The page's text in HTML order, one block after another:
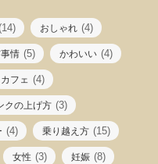
おしゃれ (4)
情 (5) かわいい (4)
カフェ (4)
クの上げ方 (3)
(4) 乗り越え方 (15)
女性 (3) 妊娠 (8)